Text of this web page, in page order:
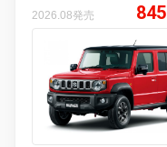
2026.08発売 845